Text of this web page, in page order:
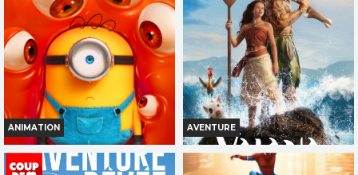
ANIMATION
DES MINIONS ET DES
MONSTRES
AVENTURE
VAIANA LA LEGENDE DU BOUT
DU MONDE...